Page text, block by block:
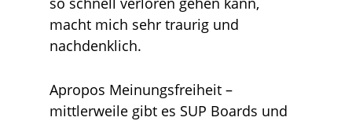
macht mich sehr traurig und
nachdenklich.
Apropos Meinungsfreiheit –
mittlerweile gibt es SUP Boards und